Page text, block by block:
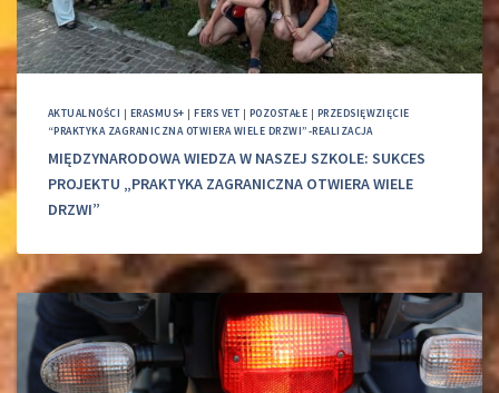
AKTUALNOŚCI | ERASMUS+ |FERS VET | POZOSTAŁE | PRZEDSIĘWZIĘCIE
“PRAKTYKA ZAGRANICZNA OTWIERA WIELE DRZWI”-REALIZACJA
MIĘDZYNARODOWA WIEDZA W NASZEJ SZKOLE: SUKCES
PROJEKTU „PRAKTYKA ZAGRANICZNA OTWIERA WIELE
DRZWI”